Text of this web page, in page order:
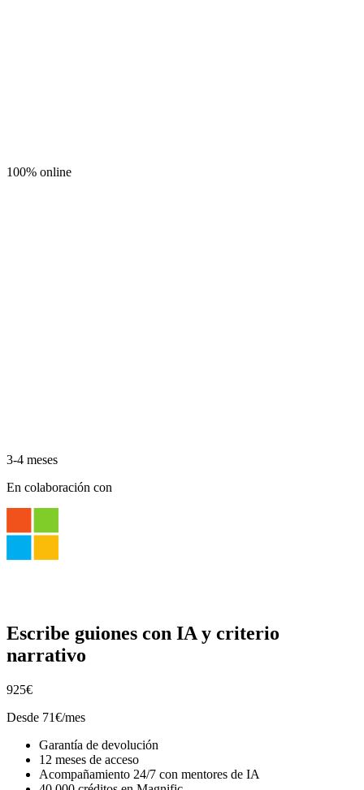
100% online
3-4 meses
En colaboración con
Escribe guiones con IA y criterio
narrativo
925€
Desde 71€/mes
Garantía de devolución
12 meses de acceso
Acompañamiento 24/7 con mentores de IA